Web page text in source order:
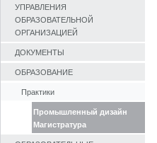
УПРАВЛЕНИЯ
ОБРАЗОВАТЕЛЬНОЙ
ОРГАНИЗАЦИЕЙ
ДОКУМЕНТЫ
ОБРАЗОВАНИЕ
Практики
Промышленный дизайн
Магистратура